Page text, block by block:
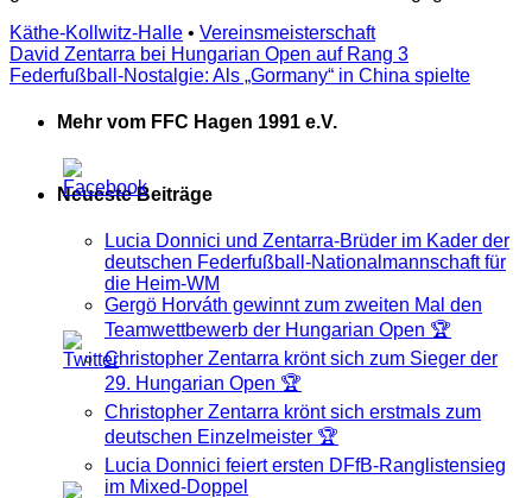
Käthe-Kollwitz-Halle • Vereinsmeisterschaft
David Zentarra bei Hungarian Open auf Rang 3
Federfußball-Nostalgie: Als „Gormany“ in China spielte
Mehr vom FFC Hagen 1991 e.V.
Neueste Beiträge
Lucia Donnici und Zentarra-Brüder im Kader der
deutschen Federfußball-Nationalmannschaft für
die Heim-WM
Gergö Horváth gewinnt zum zweiten Mal den
Teamwettbewerb der Hungarian Open 🏆
Christopher Zentarra krönt sich zum Sieger der
29. Hungarian Open 🏆
Christopher Zentarra krönt sich erstmals zum
deutschen Einzelmeister 🏆
Lucia Donnici feiert ersten DFfB-Ranglistensieg
im Mixed-Doppel